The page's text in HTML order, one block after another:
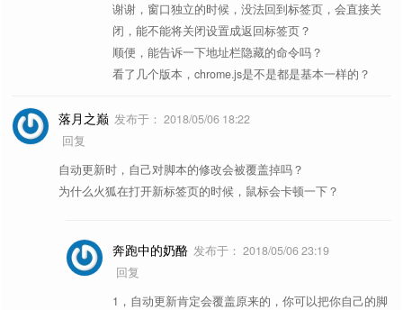
谢谢，窗口独立的时候，没法回到标签页，会直接关
闭，能不能将关闭设置成返回标签页？
顺便，能告诉一下地址栏隐藏的命令吗？
看了几个版本，chrome.js是不是都是基本一样的？
落月之巅 发布于： 2018/05/06 18:22
回复
自动更新时，自己对脚本的修改会被覆盖掉吗？
为什么火狐在打开新标签页的时候，鼠标会卡顿一下？
奔跑中的奶酪 发布于： 2018/05/06 23:19
回复
1，自动更新肯定会覆盖原来的，你可以把你自己的脚